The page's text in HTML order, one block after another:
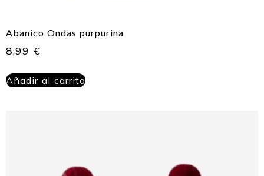
Abanico Ondas purpurina
8,99 €
Añadir al carrito